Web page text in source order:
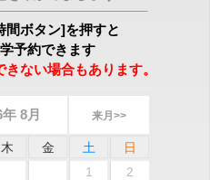
間ボタン]を押すと
予約できます
ない場合もあります。
8月 来月>>
木 金 土
日
1
2